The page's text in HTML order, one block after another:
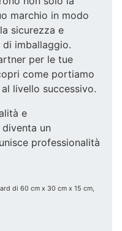
marchio in modo
sicurezza e
imballaggio.
per le tue
come portiamo
livello successivo.
e
un
professionalità
di 60 cm x 30 cm x 15 cm,